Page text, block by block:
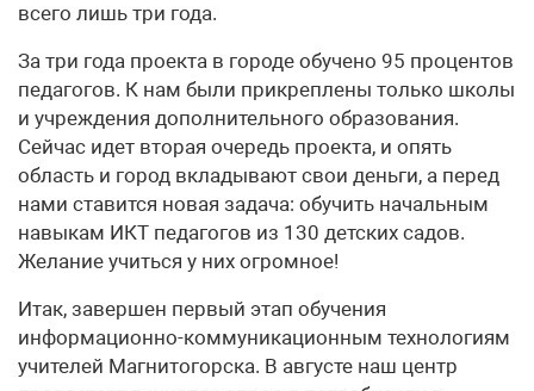
всего лишь три года.
За три года проекта в городе обучено 95 процентов
педагогов. К нам были прикреплены только школы
и учреждения дополнительного образования.
Сейчас идет вторая очередь проекта, и опять
область и город вкладывают свои деньги, а перед
нами ставится новая задача: обучить начальным
навыкам ИКТ педагогов из 130 детских садов.
Желание учиться у них огромное!
Итак, завершен первый этап обучения
информационно-коммуникационным технологиям
учителей Магнитогорска. В августе наш центр